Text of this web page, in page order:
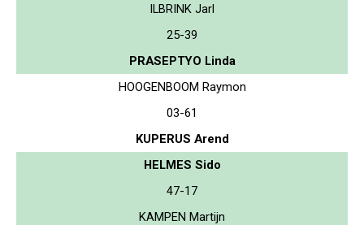
ILBRINK Jarl
25-39
PRASEPTYO Linda
HOOGENBOOM Raymon
03-61
KUPERUS Arend
HELMES Sido
47-17
KAMPEN Martijn